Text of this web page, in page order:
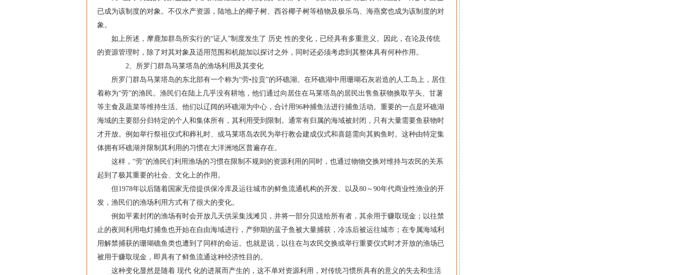
已成为该制度的对象。不仅水产资源，陆地上的椰子树、西谷椰子树等植物及极乐鸟、海燕窝也成为该制度的对
象。
如上所述，摩鹿加群岛所实行的“证人”制度发生了 历史 性的变化，已经具有多重意义。因此，在论及传统
的资源管理时，除了对其对象及适用范围和机能加以探讨之外，同时还必须考虑到其整体具有何种作用。
2、所罗门群岛马莱塔岛的渔场利用及其变化
所罗门群岛马莱塔岛的东北部有一个称为“劳•拉贡”的环礁湖。在环礁湖中用珊瑚石灰岩造的人工岛上，居住
着称为“劳”的渔民。渔民们在陆上几乎没有耕地，他们通过向居住在马莱塔岛的居民出售鱼获物换取芋头、甘薯
等主食及蔬菜等维持生活。他们以辽阔的环礁湖为中心，合计用96种捕鱼法进行捕鱼活动。重要的一点是环礁湖
海域的主要部分归特定的个人和集体所有，其利用受到限制。通常有归属的海域被封闭，只有大量需要鱼获物时
才开放。例如举行祭祖仪式和葬礼时、或马莱塔岛农民为举行教会建成仪式和喜筵需向其购鱼时。这种由特定集
体拥有环礁湖并限制其利用的习惯在大洋洲地区普遍存在。
这样，“劳”的渔民们利用渔场的习惯在限制不规则的资源利用的同时，也通过物物交换对维持与农民的关系
起到了极其重要的社会、文化上的作用。
但1978年以后随着国家无偿提供保冷库及运往城市的鲜鱼流通机构的开发、以及80～90年代商业性渔业的开
发，渔民们的渔场利用方式有了很大的变化。
例如平素封闭的渔场有时会开放几天供采集浅滩贝，并将一部分贝送给所有者，其余用于赚取现金；以往禁
止的夜间利用电灯捕鱼也开始在自由海域进行，产卵期的蓝子鱼被大量捕获，冷冻后被运往城市；在专属海域利
用解禁捕获的珊瑚礁鱼类也遭到了同样的命运。也就是说，以往在与农民交换或举行重要仪式时才开放的渔场已
被用于赚取现金，即具有了鲜鱼流通这种经济性目的。
这种变化显然是随着 现代 化的进展而产生的，这不单对资源利用，对传统习惯所具有的意义的失去和生活